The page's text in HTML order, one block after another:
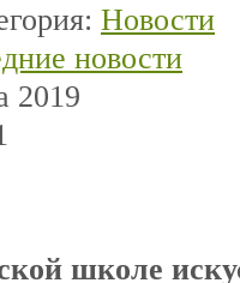
Новости
новости
2019
школе